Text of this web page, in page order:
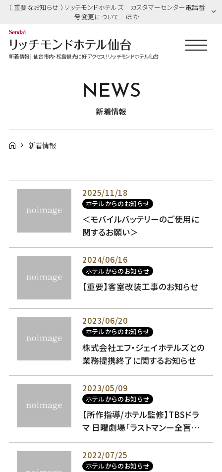
（ 重要なお知らせ ）リッチモンドホテルズ カスタマーセンター電話番
号変更について ほか
新着情報 | 仙台市内・松島観光に好アクセス！リッチモンドホテル仙台
NEWS
新着情報
新着情報
2025/11/18
ホテルからのお知らせ
＜モバイルバッテリーのご使用に
関するお願い＞
2024/06/16
ホテルからのお知らせ
【重要】客室改装工事のお知らせ
2023/06/20
ホテルからのお知らせ
株式会社エフ・ジェイホテルズとの
業務提携終了に関するお知らせ
2023/05/09
ホテルからのお知らせ
【所作指導/ホテル監修】TBSドラ
マ 日曜劇場「ラストマンー全盲の
捜査官ー」
2022/07/25
ホテルからのお知らせ